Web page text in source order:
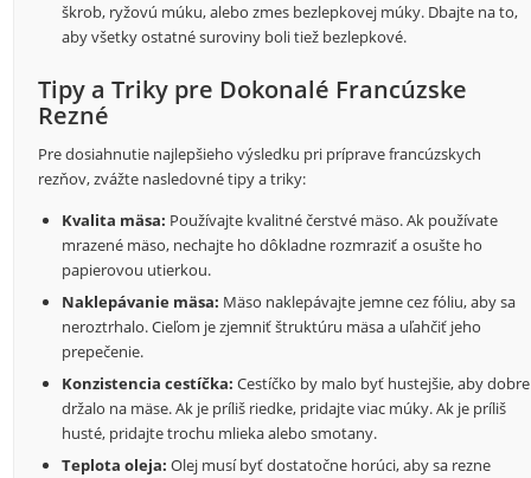
škrob, ryžovú múku, alebo zmes bezlepkovej múky. Dbajte na to,
aby všetky ostatné suroviny boli tiež bezlepkové.
Tipy a Triky pre Dokonalé Francúzske
Rezné
Pre dosiahnutie najlepšieho výsledku pri príprave francúzskych
rezňov, zvážte nasledovné tipy a triky:
Kvalita mäsa: Používajte kvalitné čerstvé mäso. Ak používate
mrazené mäso, nechajte ho dôkladne rozmraziť a osušte ho
papierovou utierkou.
Naklepávanie mäsa: Mäso naklepávajte jemne cez fóliu, aby sa
neroztrhalo. Cieľom je zjemniť štruktúru mäsa a uľahčiť jeho
prepečenie.
Konzistencia cestíčka: Cestíčko by malo byť hustejšie, aby dobre
držalo na mäse. Ak je príliš riedke, pridajte viac múky. Ak je príliš
husté, pridajte trochu mlieka alebo smotany.
Teplota oleja: Olej musí byť dostatočne horúci, aby sa rezne